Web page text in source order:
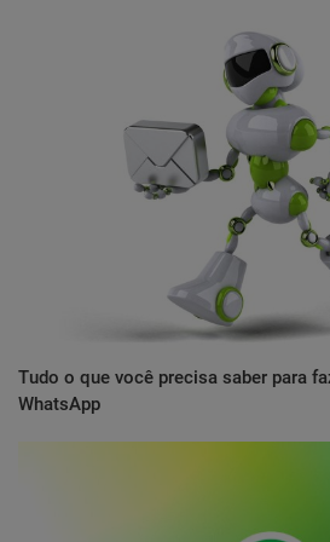
Tudo o que você precisa saber para
WhatsApp